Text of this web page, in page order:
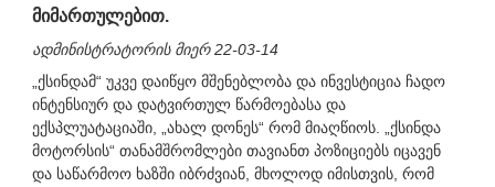
მიმართულებით.
ადმინისტრატორის მიერ 22-03-14
„ქსინდამ“ უკვე დაიწყო მშენებლობა და ინვესტიცია ჩადო
ინტენსიურ და დატვირთულ წარმოებასა და
ექსპლუატაციაში, „ახალ დონეს“ რომ მიაღწიოს. „ქსინდა
მოტორსის“ თანამშრომლები თავიანთ პოზიციებს იცავენ
და საწარმოო ხაზში იბრძვიან, მხოლოდ იმისთვის, რომ